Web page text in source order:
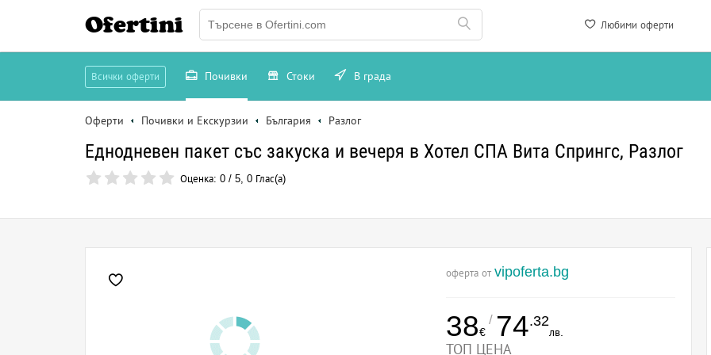
Любими оферти
Ofertini
Всички оферти Почивки Стоки В града
Оферти Почивки и Екскурзии България Разлог
Еднодневен пакет със закуска и вечеря в Хотел СПА Вита Спрингс, Разлог
Оценка: 0 / 5, 0 Глас(а)
оферта от vipoferta.bg
38€
/ 74.32
лв.
ТОП ЦЕНА